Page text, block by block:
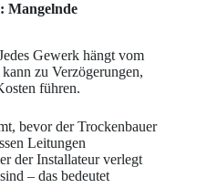
Mangelnde
Gewerk hängt vom
zu Verzögerungen,
führen.
bevor der Trockenbauer
Leitungen
der Installateur verlegt
– das bedeutet